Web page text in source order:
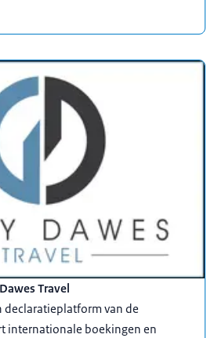
Travel
declaratieplatform van de
internationale boekingen en